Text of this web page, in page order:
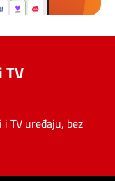
TV
TV uređaju, bez